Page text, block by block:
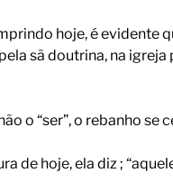
hoje, é evidente
sã doutrina, na
o “ser”, o rebanho
hoje, ela diz ;